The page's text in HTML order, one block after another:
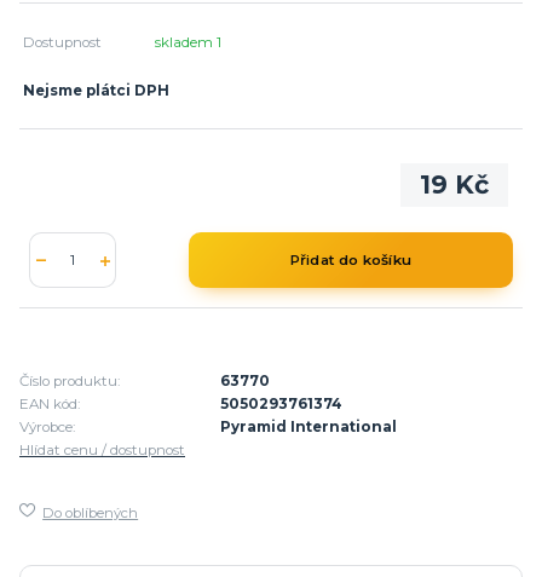
Dostupnost skladem 1
Nejsme plátci DPH
19 Kč
Přidat do košíku
Číslo produktu:
63770
EAN kód:
5050293761374
Výrobce:
Pyramid International
Hlídat cenu / dostupnost
Do oblíbených